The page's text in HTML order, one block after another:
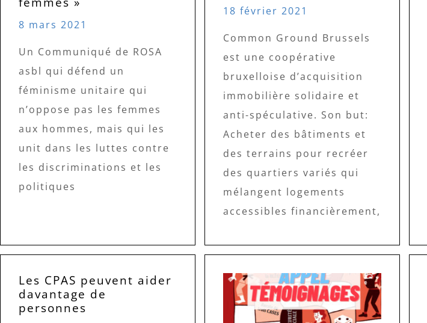
8 mars 2021
Un Communiqué de ROSA
asbl qui défend un
féminisme unitaire qui
n’oppose pas les femmes
aux hommes, mais qui les
unit dans les luttes contre
les discriminations et les
politiques
18 février 2021
Common Ground Brussels
est une coopérative
bruxelloise d’acquisition
immobilière solidaire et
anti-spéculative. Son but:
Acheter des bâtiments et
des terrains pour recréer
des quartiers variés qui
mélangent logements
accessibles financièrement,
Les CPAS peuvent aider
davantage de
personnes